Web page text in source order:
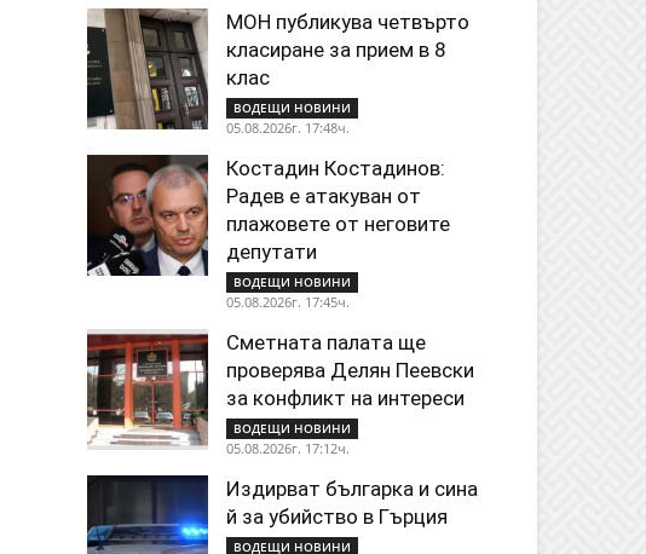
МОН публикува четвърто
класиране за прием в 8
клас
ВОДЕЩИ НОВИНИ
05.08.2026г. 17:48ч.
Костадин Костадинов:
Радев е атакуван от
плажoвете от неговите
депутати
ВОДЕЩИ НОВИНИ
05.08.2026г. 17:45ч.
Сметната палата ще
проверява Делян Пеевски
за конфликт на интереси
ВОДЕЩИ НОВИНИ
05.08.2026г. 17:12ч.
Издирват българка и сина
й за убийство в Гърция
ВОДЕЩИ НОВИНИ